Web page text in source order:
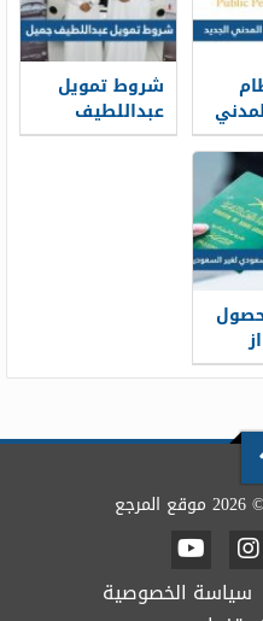
شروط تمويل
عبداللطيف
جميل 1448
سياسة الخصوصية